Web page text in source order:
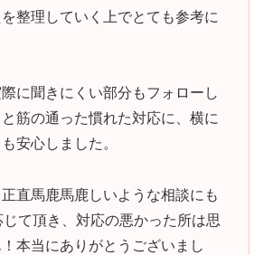
整理していく上でとても参考に
に聞きにくい部分もフォローし
筋の通った慣れた対応に、横に
安心しました。
直馬鹿馬鹿しいような相談にも
て頂き、対応の悪かった所は思
本当にありがとうございまし